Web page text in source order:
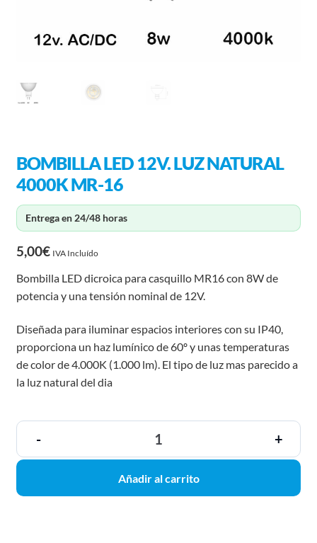
BOMBILLA LED 12V. LUZ NATURAL
4000K MR-16
Entrega en 24/48 horas
5,00€ IVA Incluído
Bombilla LED dicroica para casquillo MR16 con 8W de
potencia y una tensión nominal de 12V.
Diseñada para iluminar espacios interiores con su IP40,
proporciona un haz lumínico de 60º y unas temperaturas
de color de 4.000K (1.000 lm). El tipo de luz mas parecido a
la luz natural del dia
- +
Añadir al carrito